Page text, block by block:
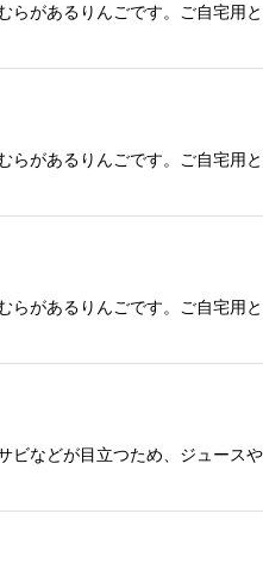
色むらがあるりんごです。
色むらがあるりんごです。
色むらがあるりんごです。
などが目立つため、ジュー